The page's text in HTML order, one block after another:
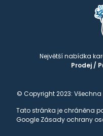
Největší nabídka
Prodej/
© Copyright 2023: Všechna
Tato stránka je chráněna
Google Zásady ochrany